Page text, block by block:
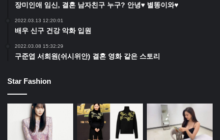
장미인애 임신, 결혼 남자친구 누구? 안녕♥ 별똥이와♥
2022.03.13 12:20:01
배우 신구 건강 악화 입원
2022.03.08 15:32:29
구준엽 서희원(쉬시위안) 결혼 영화 같은 스토리
Star Fashion